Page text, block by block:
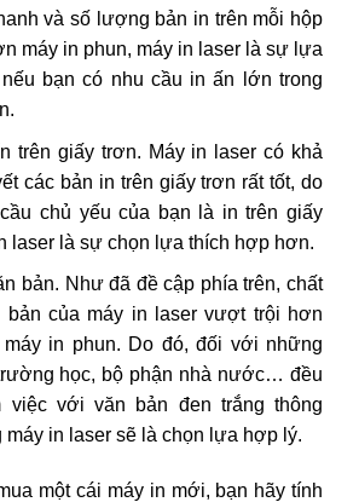
và số lượng bản in trên mỗi hộp
máy in phun, máy in laser là sự lựa
bạn có nhu cầu in ấn lớn trong
trên giấy trơn. Máy in laser có khả
các bản in trên giấy trơn rất tốt, do
chủ yếu của bạn là in trên giấy
laser là sự chọn lựa thích hợp hơn.
bản. Như đã đề cập phía trên, chất
bản của máy in laser vượt trội hơn
in phun. Do đó, đối với những
học, bộ phận nhà nước… đều
việc với văn bản đen trắng thông
in laser sẽ là chọn lựa hợp lý.
một cái máy in mới, bạn hãy tính